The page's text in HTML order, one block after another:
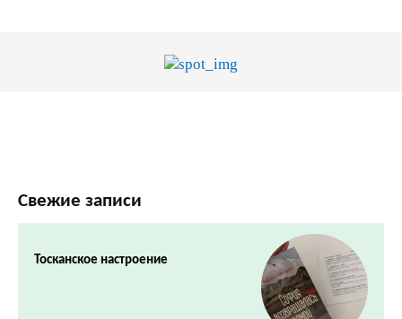
Свежие записи
Тосканское настроение